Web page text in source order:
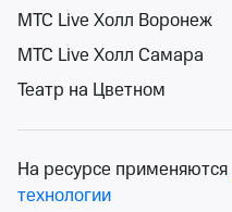
Сортировка
МТС Live Холл Воронеж
МТС Live Холл Самара
Театр на Цветном
На ресурсе применяются
технологии